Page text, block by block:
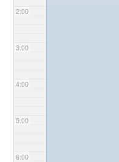
2:00
3:00
4:00
5:00
6:00